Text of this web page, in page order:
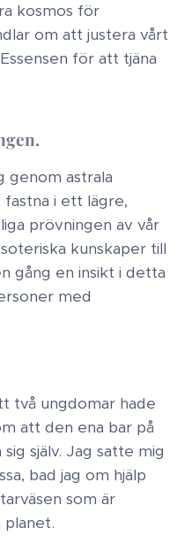
kosmos för
om att justera vårt
för att tjäna
​.
genom astrala
fastna i ett lägre,
prövningen av vår
kunskaper till
gång en insikt i detta
med
två ungdomar hade
att den ena bar på
själv. Jag satte mig
bad jag om hjälp
som är